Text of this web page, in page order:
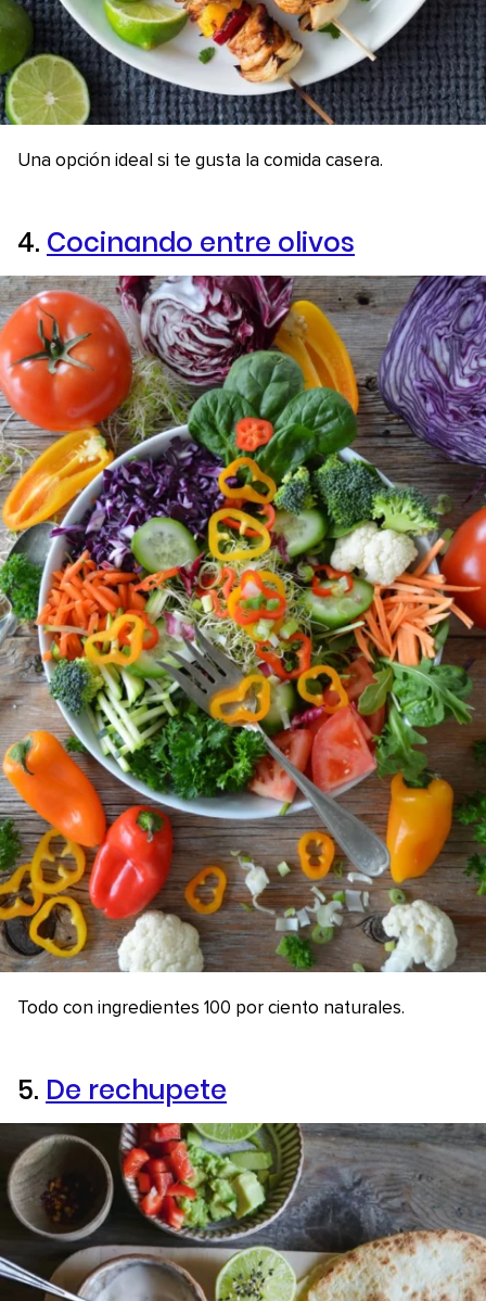
Una opción ideal si te gusta la comida casera.
4. Cocinando entre olivos
Todo con ingredientes 100 por ciento naturales.
5. De rechupete